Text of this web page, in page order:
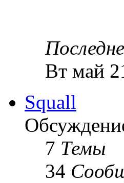
Вт май
Squall
7 Темы
34